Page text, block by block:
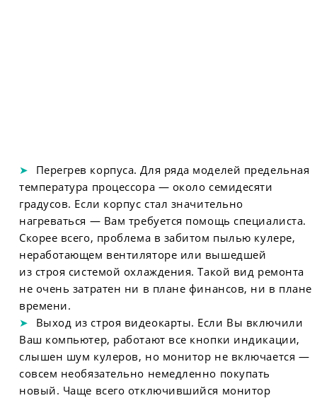
Перегрев корпуса. Для ряда моделей предельная
температура процессора — около семидесяти
градусов. Если корпус стал значительно
нагреваться — Вам требуется помощь специалиста.
Скорее всего, проблема в забитом пылью кулере,
неработающем вентиляторе или вышедшей
из строя системой охлаждения. Такой вид ремонта
не очень затратен ни в плане финансов, ни в плане
времени.
Выход из строя видеокарты. Если Вы включили
Ваш компьютер, работают все кнопки индикации,
слышен шум кулеров, но монитор не включается —
совсем необязательно немедленно покупать
новый. Чаще всего отключившийся монитор